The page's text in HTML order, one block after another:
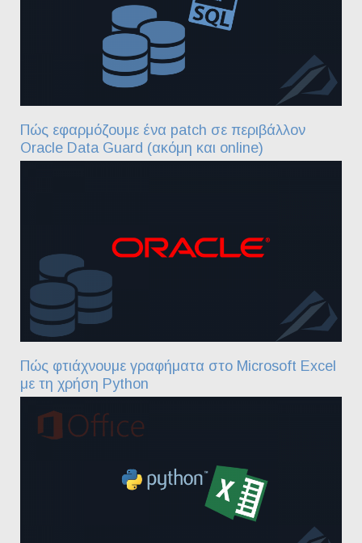
Πώς εφαρμόζουμε ένα patch σε περιβάλλον
Oracle Data Guard (ακόμη και online)
Πώς φτιάχνουμε γραφήματα στο Microsoft Excel
με τη χρήση Python